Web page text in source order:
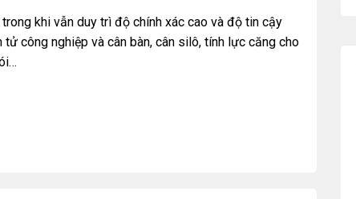
khi vẫn duy trì độ chính xác cao và độ tin cậy
công nghiệp và cân bàn, cân silô, tính lực căng cho